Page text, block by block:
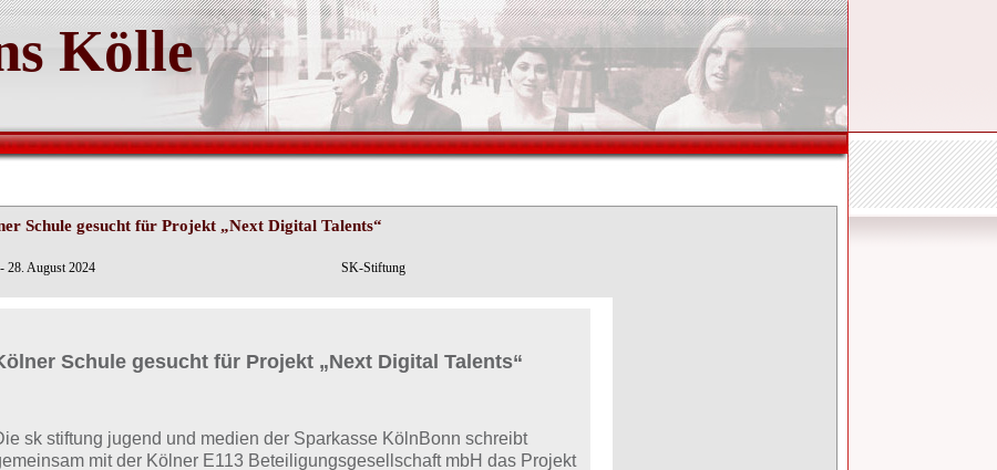
Kölle
Schule gesucht für Projekt „Next Digital Talents“
- 28. August 2024 SK-Stiftung
Schule gesucht für Projekt „Next Digital Talents“
sk stiftung jugend und medien der Sparkasse KölnBonn schreibt
mit der Kölner E113 Beteiligungsgesellschaft mbH das Projekt